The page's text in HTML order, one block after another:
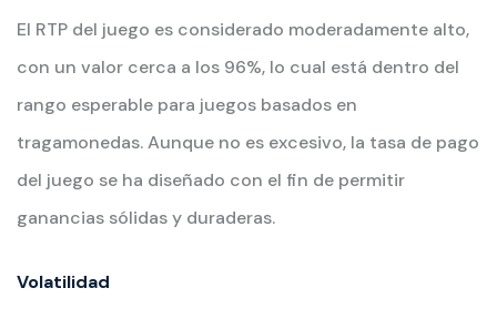
El RTP del juego es considerado moderadamente alto,
con un valor cerca a los 96%, lo cual está dentro del
rango esperable para juegos basados en
tragamonedas. Aunque no es excesivo, la tasa de pago
del juego se ha diseñado con el fin de permitir
ganancias sólidas y duraderas.
Volatilidad